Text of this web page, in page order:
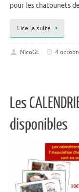
pour les chatounets
Lire la suite
NicoGE 4
Les
disponibles